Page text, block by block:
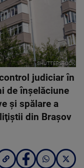
SHUTTERSTOCK
judiciar în
de înşelăciune
şi spălare a
din Braşov